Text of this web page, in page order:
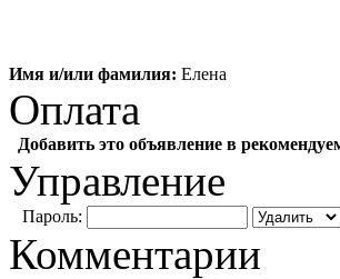
Имя и/или фамилия: Елена
Оплата
Добавить это объявление в
Управление
Пароль:
Комментарии